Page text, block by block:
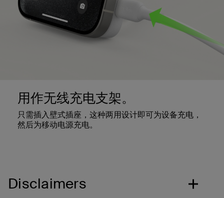
用作无线充电支架。
只需插入壁式插座，这种两用设计即可为设备充电，
然后为移动电源充电。
Disclaimers